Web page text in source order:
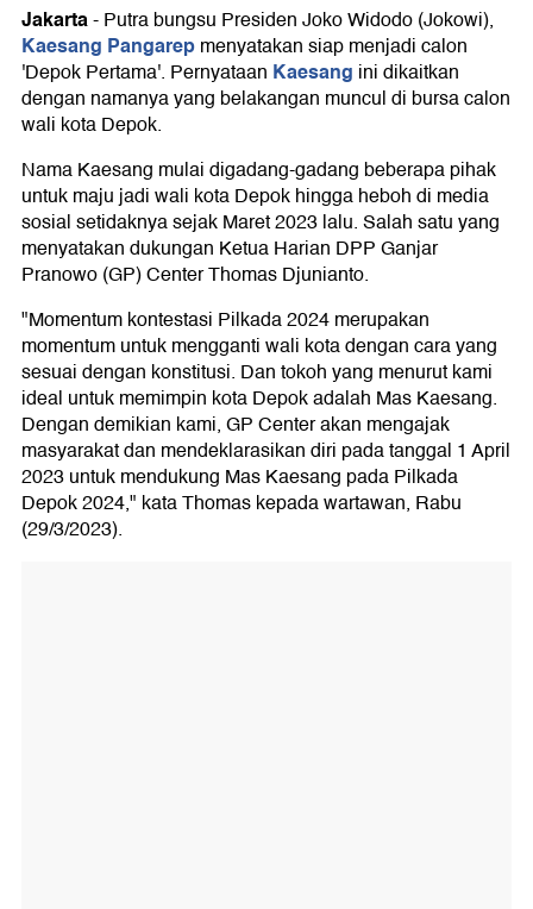
Jakarta-Putra bungsu Presiden Joko Widodo (Jokowi),
Kaesang Pangarepmenyatakan siap menjadi calon
'Depok Pertama'. Pernyataan Kaesang ini dikaitkan
dengan namanya yang belakangan muncul di bursa calon
wali kota Depok.
Nama Kaesang mulai digadang-gadang beberapa pihak
untuk maju jadi wali kota Depok hingga heboh di media
sosial setidaknya sejak Maret 2023 lalu. Salah satu yang
menyatakan dukungan Ketua Harian DPP Ganjar
Pranowo (GP) Center Thomas Djunianto.
"Momentum kontestasi Pilkada 2024 merupakan
momentum untuk mengganti wali kota dengan cara yang
sesuai dengan konstitusi. Dan tokoh yang menurut kami
ideal untuk memimpin kota Depok adalah Mas Kaesang.
Dengan demikian kami, GP Center akan mengajak
masyarakat dan mendeklarasikan diri pada tanggal 1 April
2023 untuk mendukung Mas Kaesang pada Pilkada
Depok 2024," kata Thomas kepada wartawan, Rabu
(29/3/2023).